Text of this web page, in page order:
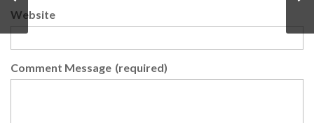
Website
Comment Message (required)